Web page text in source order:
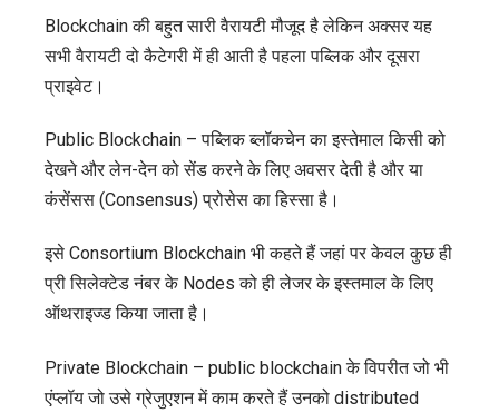
Blockchain की बहुत सारी वैरायटी मौजूद है लेकिन अक्सर यह
सभी वैरायटी दो कैटेगरी में ही आती है पहला पब्लिक और दूसरा
प्राइवेट।
Public Blockchain – पब्लिक ब्लॉकचेन का इस्तेमाल किसी को
देखने और लेन-देन को सेंड करने के लिए अवसर देती है और या
कंसेंसस (Consensus) प्रोसेस का हिस्सा है।
इसे Consortium Blockchain भी कहते हैं जहां पर केवल कुछ ही
प्री सिलेक्टेड नंबर के Nodes को ही लेजर के इस्तमाल के लिए
ऑथराइज्ड किया जाता है।
Private Blockchain – public blockchain के विपरीत जो भी
एंप्लॉय जो उसे ग्रेजुएशन में काम करते हैं उनको distributed